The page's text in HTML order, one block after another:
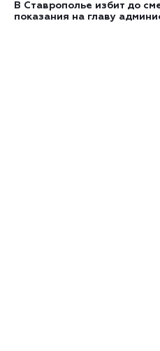
В Ставрополье избит до
показания на главу